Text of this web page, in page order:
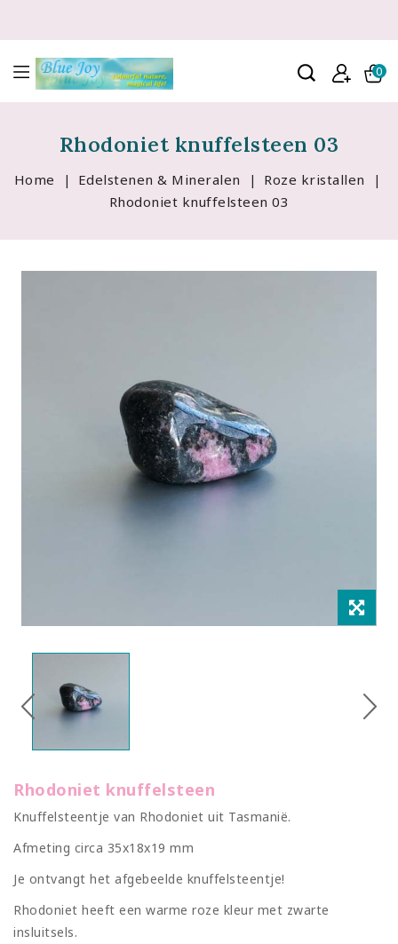
0
Rhodoniet knuffelsteen 03
Home Edelstenen & Mineralen
Roze kristallen
Rhodoniet knuffelsteen 03
Rhodoniet knuffelsteen
Knuffelsteentje van Rhodoniet uit Tasmanië.
Afmeting circa 35x18x19 mm
Je ontvangt het afgebeelde knuffelsteentje!
Rhodoniet heeft een warme roze kleur met zwarte
insluitsels.